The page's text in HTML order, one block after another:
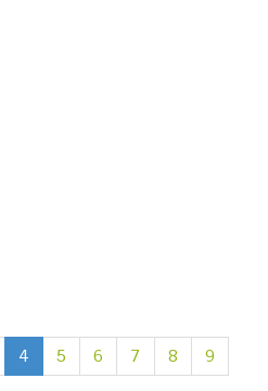
4 5 6 7 8
9